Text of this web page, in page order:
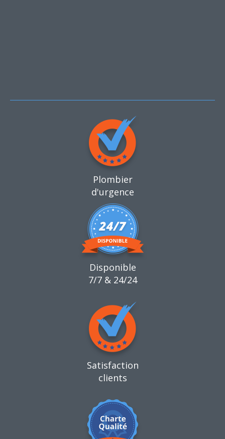
Plombier
d'urgence
Disponible
7/7 & 24/24
Satisfaction
clients